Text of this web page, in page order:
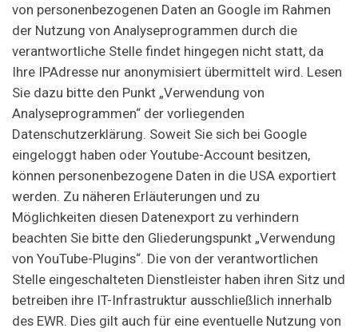
von personenbezogenen Daten an Google im Rahmen
der Nutzung von Analyseprogrammen durch die
verantwortliche Stelle findet hingegen nicht statt, da
Ihre IPAdresse nur anonymisiert übermittelt wird. Lesen
Sie dazu bitte den Punkt „Verwendung von
Analyseprogrammen“ der vorliegenden
Datenschutzerklärung. Soweit Sie sich bei Google
eingeloggt haben oder Youtube-Account besitzen,
können personenbezogene Daten in die USA exportiert
werden. Zu näheren Erläuterungen und zu
Möglichkeiten diesen Datenexport zu verhindern
beachten Sie bitte den Gliederungspunkt „Verwendung
von YouTube-Plugins“. Die von der verantwortlichen
Stelle eingeschalteten Dienstleister haben ihren Sitz und
betreiben ihre IT-Infrastruktur ausschließlich innerhalb
des EWR. Dies gilt auch für eine eventuelle Nutzung von